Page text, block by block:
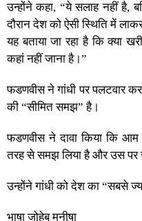
उन्होंने कहा, “ये सलाह नहीं है,
दौरान देश को ऐसी स्थिति में
यह बताया जा रहा है कि क्या
कहां नहीं जाना है।”
फडणवीस ने गांधी पर पलटवार
की “सीमित समझ” है।
फडणवीस ने दावा किया कि आम
तरह से समझ लिया है और उस पर
उन्होंने गांधी को देश का “सबसे
भाषा जोहेब मनीषा